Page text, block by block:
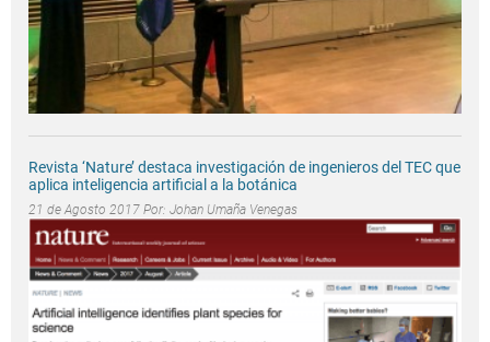
Revista ‘Nature’ destaca investigación de ingenieros del TEC que
aplica inteligencia artificial a la botánica
21 de Agosto 2017 Por: Johan Umaña Venegas